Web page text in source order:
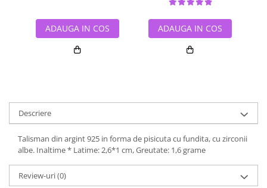
ADAUGA IN COS ADAUGA IN COS
Descriere
Talisman din argint 925 in forma de pisicuta cu fundita, cu zirconii
albe. Inaltime * Latime: 2,6*1 cm, Greutate: 1,6 grame
Review-uri(0)